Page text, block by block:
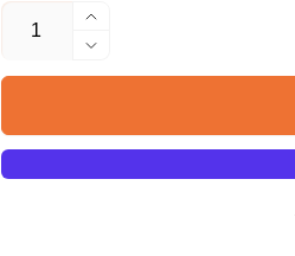
צאל
העכער
די
צאל
רבי
וואס
מאך
ווייניגער
צאל
פאר
א